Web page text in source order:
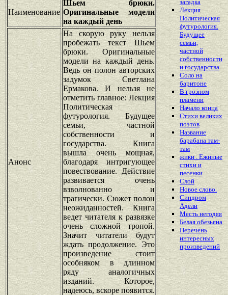
Наименование
Шьем брюки.
Оригинальные модели
на каждый день
Анонс
На скорую руку нельзя
пробежать текст Шьем
брюки. Оригинальные
модели на каждый день.
Ведь он полон авторских
задумок Светлана
Ермакова. И нельзя не
отметить главное: Лекция
Политическая
футурология. Будущее
семьи, частной
собственности и
государства. Книга
вышла очень мощная,
благодаря интригующее
повествование. Действие
развивается очень
взволнованно и
трагически. Сюжет полон
неожиданностей. Книга
ведет читателя к развязке
очень сложной тропой.
Значит читатели будут
ждать продолжение. Это
произведение стоит
особняком в длинном
ряду аналогичных
изданий. Которое,
надеюсь, вскоре появится.
загадка
Лекция
Политическая
футурология.
Будущее
семьи,
частной
собственности
и государства
Соло на
баритоне
В грозном
пламени
Начало конца
Стихи великих
поэтов
Название
барабана там-
там
жики . Ежиные
стихи и
песенки
Слой
Новое слово.
Синдром
Адели
Месть негодяя
Белая обезьяна
Перечень
интересных
произведений